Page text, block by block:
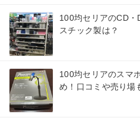
100均セリアのCD
スチック製は？
100均セリアのスマ
め！口コミや売り場